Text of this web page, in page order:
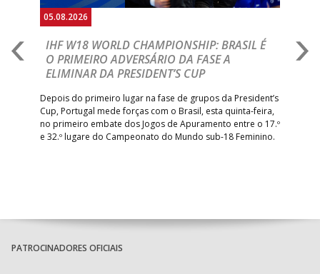
05.08.2026
IHF W18 WORLD CHAMPIONSHIP: BRASIL É
O PRIMEIRO ADVERSÁRIO DA FASE A
ELIMINAR DA PRESIDENT’S CUP
Depois do primeiro lugar na fase de grupos da President’s
Cup, Portugal mede forças com o Brasil, esta quinta-feira,
no primeiro embate dos Jogos de Apuramento entre o 17.º
e 32.º lugare do Campeonato do Mundo sub-18 Feminino.
PATROCINADORES OFICIAIS